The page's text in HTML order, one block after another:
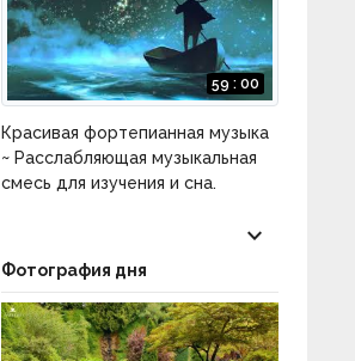
59 : 00
Красивая фортепианная музыка
~ Расслабляющая музыкальная
смесь для изучения и сна.
keyboard_arrow_down
Фотография дня